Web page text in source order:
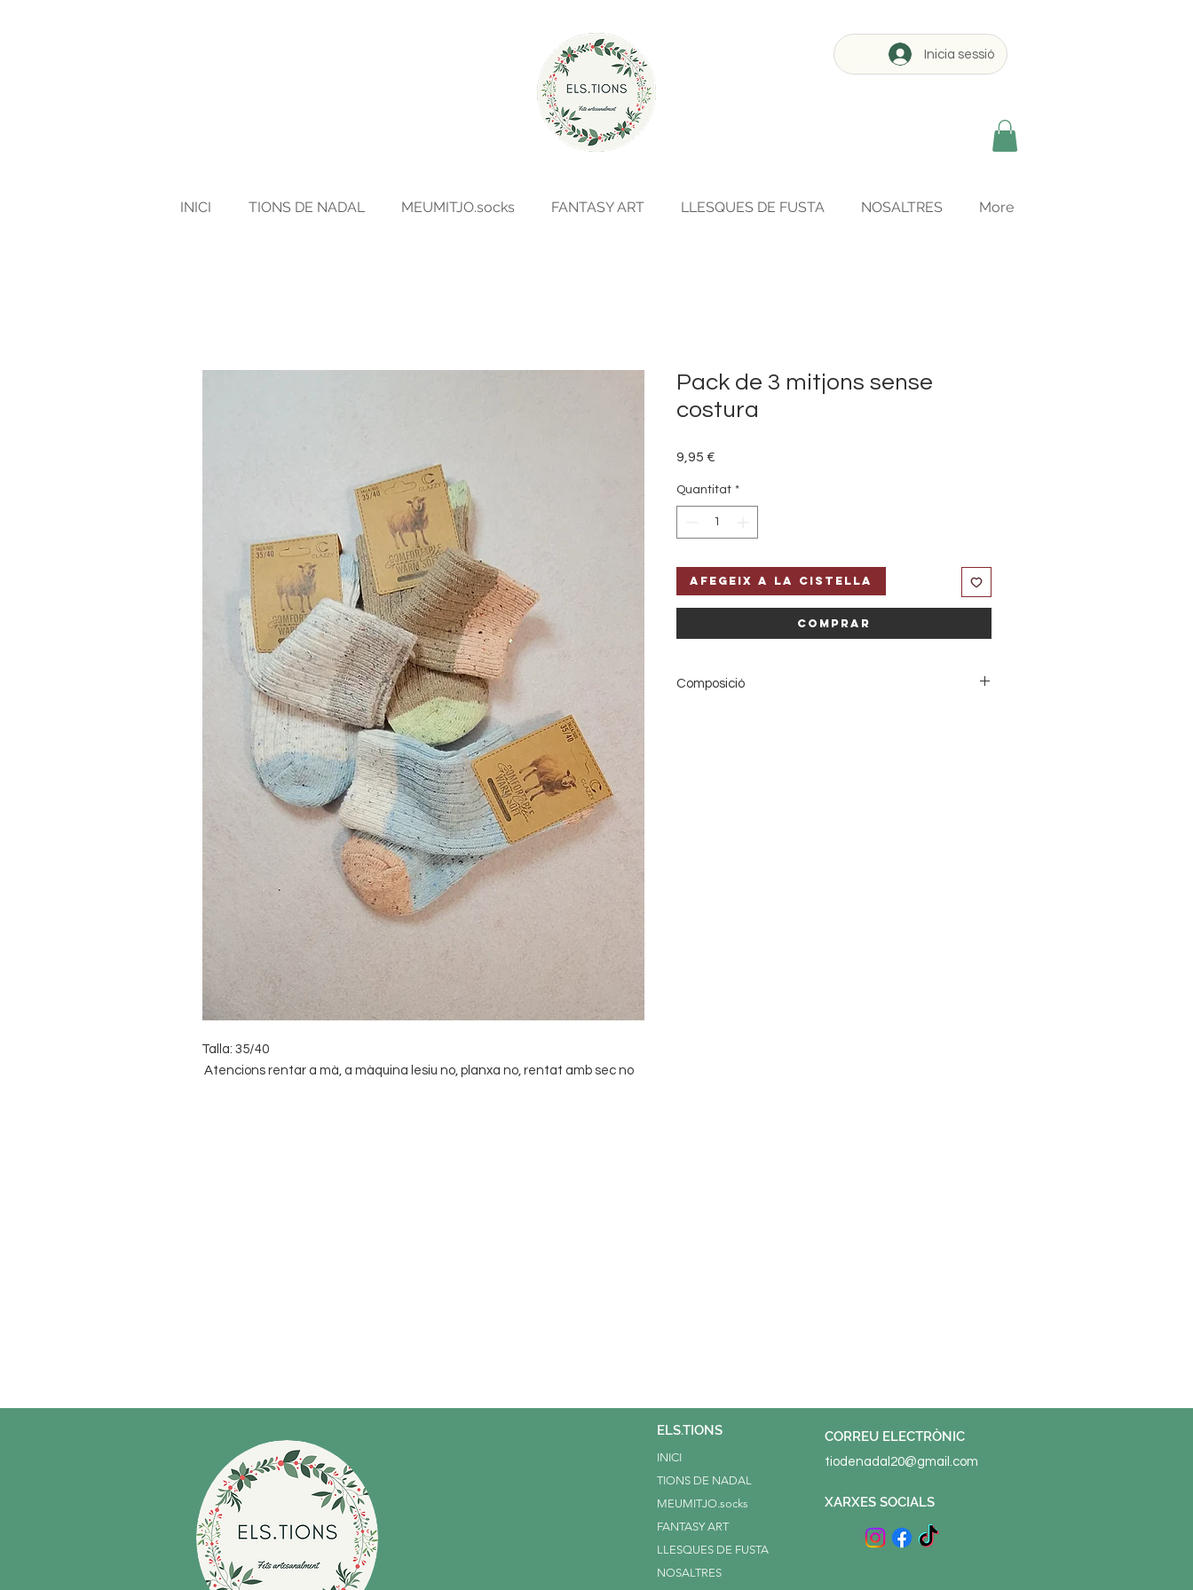
Inicia sessió
INICI TIONS DE NADAL MEUMITJO.socks FANTASY ART LLESQUES DE FUSTA NOSALTRES More
Talla: 35/40
Atencions rentar a mà, a màquina lesiu no, planxa no, rentat amb sec no
Pack de 3 mitjons sense
costura
9,95 €
Quantitat *
Afegeix a la cistella
Comprar
Composició
ELS.TIONS
INICI
TIONS DE NADAL
MEUMITJO.socks
FANTASY ART
LLESQUES DE FUSTA
NOSALTRES
CORREU ELECTRÒNIC
tiodenadal20@gmail.com
XARXES SOCIALS